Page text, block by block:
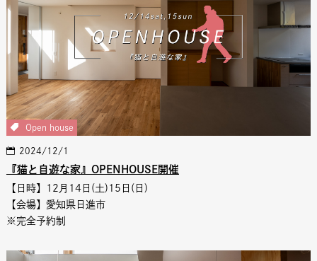
2024/12/1
Open house
『猫と自遊な家』OPENHOUSE開催
【日時】12月14日(土)15日(日)
【会場】愛知県日進市
※完全予約制